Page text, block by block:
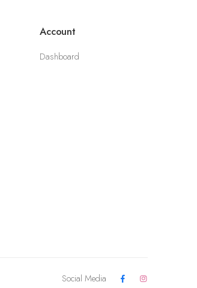
Account
Dashboard
Social Media